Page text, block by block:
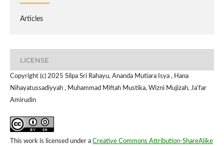
Articles
LICENSE
Copyright (c) 2025 Silpa Sri Rahayu, Ananda Mutiara Isya , Hana
Nihayatussadiyyah , Muhammad Miftah Mustika, Wizni Mujizah, Ja’far
Amirudin
This work is licensed under a Creative Commons Attribution-ShareAlike